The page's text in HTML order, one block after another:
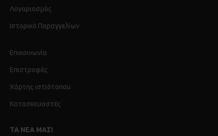
Λογαριασμός
Ιστορικό Παραγγελίων
Επικοινωνία
Επιστροφές
Χάρτης ιστιότοπου
Κατασκευαστές
ΤΑ ΝΈΑ ΜΑΣ!